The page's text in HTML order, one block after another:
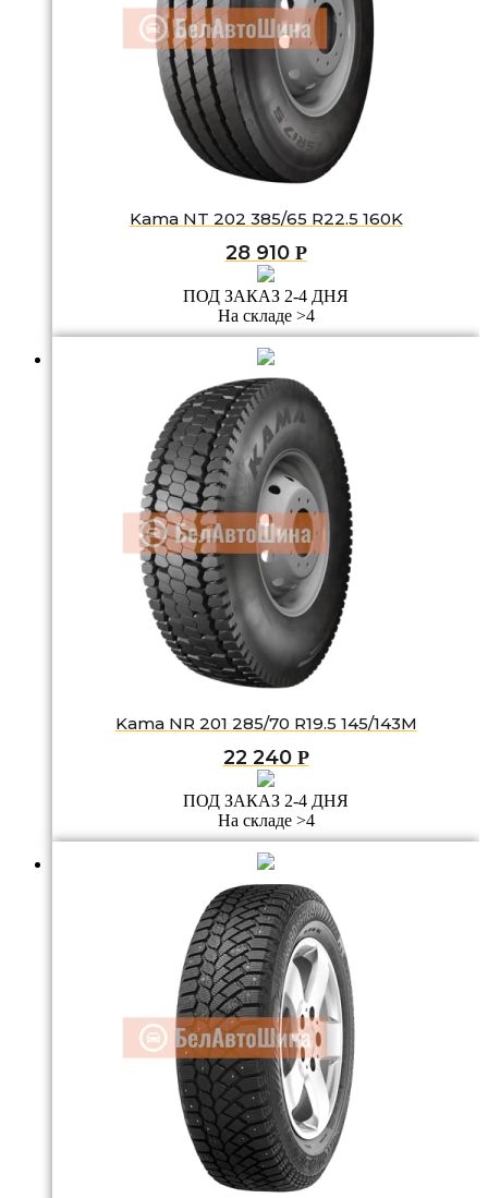
Kama NT 202 385/65 R22.5 160K
28 910 Р
ПОД ЗАКАЗ 2-4 ДНЯ
На складе >4
Kama NR 201 285/70 R19.5 145/143M
22 240 Р
ПОД ЗАКАЗ 2-4 ДНЯ
На складе >4